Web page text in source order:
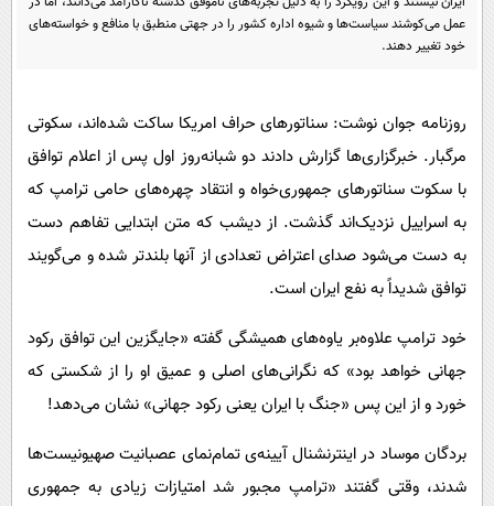
سرگرمی
حوادث
سلامت
فرهنگی
اجتماعی
حیات وحش
سیاست خارجی
پیامک
دانلود
عمل می‌کوشند سیاست‌ها و شیوه اداره کشور را در جهتی منطبق با منافع و خواسته‌های
خود تغییر دهند.
روزنامه جوان نوشت: سناتورهای حراف امریکا ساکت شده‌اند، سکوتی
مرگبار. خبرگزاری‌ها گزارش دادند دو شبانه‌روز اول پس از اعلام توافق
با سکوت سناتورهای جمهوری‌خواه و انتقاد چهره‌های حامی ترامپ که
به اسراییل نزدیک‌اند گذشت. از دیشب که متن ابتدایی تفاهم دست
به دست می‌شود صدای اعتراض تعدادی از آنها بلندتر شده و می‌گویند
توافق شدیداً به نفع ایران است.
خود ترامپ علاوه‌بر یاوه‌های همیشگی گفته «جایگزین این توافق رکود
جهانی خواهد بود» که نگرانی‌های اصلی و عمیق او را از شکستی که
خورد و از این پس «جنگ با ایران یعنی رکود جهانی» نشان می‌دهد!
بردگان موساد در اینترنشنال آیینه‌ی تمام‌نمای عصبانیت صهیونیست‌ها
شدند، وقتی گفتند «ترامپ مجبور شد امتیازات زیادی به جمهوری